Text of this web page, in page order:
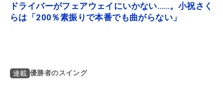
ドライバーがフェアウェイにいかない……。小祝さく
らは「200％素振りで本番でも曲がらない」
連載 優勝者のスイング